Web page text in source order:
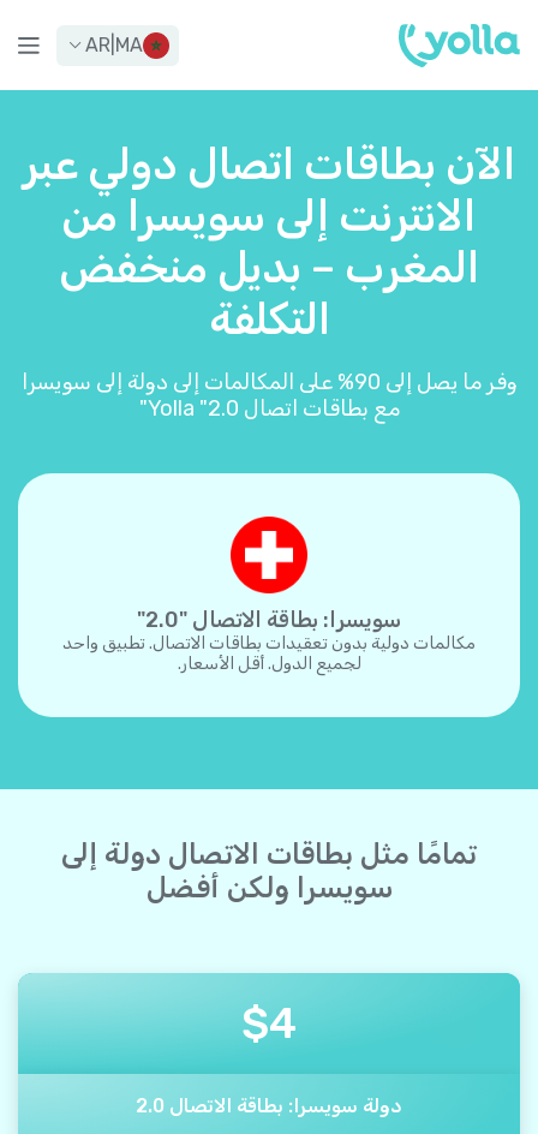
MA
AR
الآن بطاقات اتصال دولي عبر
الانترنت إلى سويسرا من
المغرب – بديل منخفض
التكلفة
وفر ما يصل إلى 90% على المكالمات إلى دولة إلى سويسرا
مع بطاقات اتصال Yolla "2.0"
سويسرا: بطاقة الاتصال "2.0"
مكالمات دولية بدون تعقيدات بطاقات الاتصال. تطبيق واحد
لجميع الدول. أقل الأسعار.
تمامًا مثل بطاقات الاتصال دولة إلى
سويسرا ولكن أفضل
$4
دولة سويسرا: بطاقة الاتصال 2.0